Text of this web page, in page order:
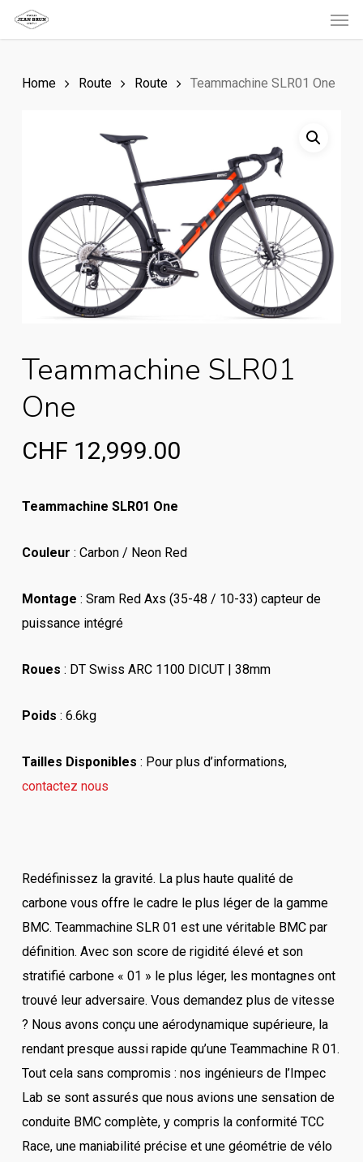
Skip
to
contentHome Route Route Teammachine SLR01 One
Teammachine SLR01
One
CHF 12,999.00
Teammachine SLR01 One
Couleur : Carbon / Neon Red
Montage : Sram Red Axs (35-48 / 10-33) capteur de
puissance intégré
Roues : DT Swiss ARC 1100 DICUT | 38mm
Poids : 6.6kg
Tailles Disponibles : Pour plus d’informations,
contactez nous
Redéfinissez la gravité. La plus haute qualité de
carbone vous offre le cadre le plus léger de la gamme
BMC. Teammachine SLR 01 est une véritable BMC par
définition. Avec son score de rigidité élevé et son
stratifié carbone « 01 » le plus léger, les montagnes ont
trouvé leur adversaire. Vous demandez plus de vitesse
? Nous avons conçu une aérodynamique supérieure, la
rendant presque aussi rapide qu’une Teammachine R 01.
Tout cela sans compromis : nos ingénieurs de l’Impec
Lab se sont assurés que nous avions une sensation de
conduite BMC complète, y compris la conformité TCC
Race, une maniabilité précise et une géométrie de vélo